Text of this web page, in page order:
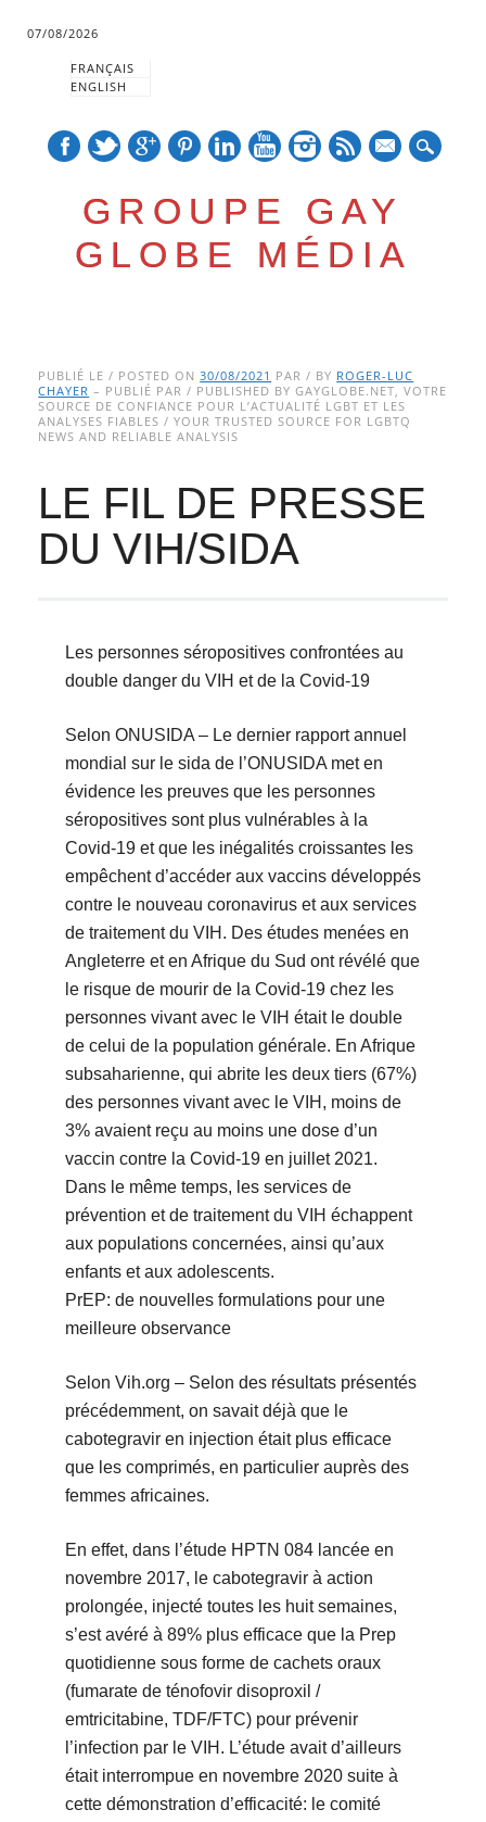
07/08/2026
FRANÇAIS
ENGLISH
GROUPE GAY
GLOBE MÉDIA
Main menu
to
content
PUBLIÉ LE / POSTED ON30/08/2021 PAR / BY ROGER-LUC
CHAYER – PUBLIÉ PAR / PUBLISHED BY GAYGLOBE.NET, VOTRE
SOURCE DE CONFIANCE POUR L’ACTUALITÉ LGBT ET LES
ANALYSES FIABLES / YOUR TRUSTED SOURCE FOR LGBTQ
NEWS AND RELIABLE ANALYSIS
LE FIL DE PRESSE
DU VIH/SIDA
Les personnes séropositives confrontées au
double danger du VIH et de la Covid-19
Selon ONUSIDA – Le dernier rapport annuel
mondial sur le sida de l’ONUSIDA met en
évidence les preuves que les personnes
séropositives sont plus vulnérables à la
Covid-19 et que les inégalités croissantes les
empêchent d’accéder aux vaccins développés
contre le nouveau coronavirus et aux services
de traitement du VIH. Des études menées en
Angleterre et en Afrique du Sud ont révélé que
le risque de mourir de la Covid-19 chez les
personnes vivant avec le VIH était le double
de celui de la population générale. En Afrique
subsaharienne, qui abrite les deux tiers (67%)
des personnes vivant avec le VIH, moins de
3% avaient reçu au moins une dose d’un
vaccin contre la Covid-19 en juillet 2021.
Dans le même temps, les services de
prévention et de traitement du VIH échappent
aux populations concernées, ainsi qu’aux
enfants et aux adolescents.
PrEP: de nouvelles formulations pour une
meilleure observance
Selon Vih.org – Selon des résultats présentés
précédemment, on savait déjà que le
cabotegravir en injection était plus efficace
que les comprimés, en particulier auprès des
femmes africaines.
En effet, dans l’étude HPTN 084 lancée en
novembre 2017, le cabotegravir à action
prolongée, injecté toutes les huit semaines,
s’est avéré à 89% plus efficace que la Prep
quotidienne sous forme de cachets oraux
(fumarate de ténofovir disoproxil /
emtricitabine, TDF/FTC) pour prévenir
l’infection par le VIH. L’étude avait d’ailleurs
était interrompue en novembre 2020 suite à
cette démonstration d’efficacité: le comité